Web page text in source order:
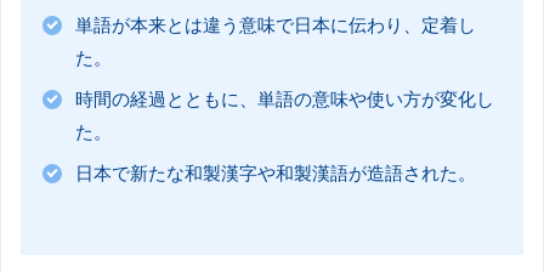
単語が本来とは違う意味で日本に伝わり、定着し
た。
時間の経過とともに、単語の意味や使い方が変化し
た。
日本で新たな和製漢字や和製漢語が造語された。